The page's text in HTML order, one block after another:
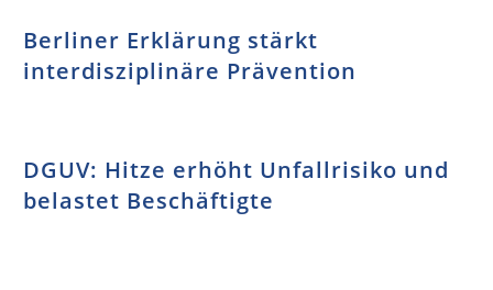
Berliner Erklärung stärkt
interdisziplinäre Prävention
DGUV: Hitze erhöht Unfallrisiko und
belastet Beschäftigte